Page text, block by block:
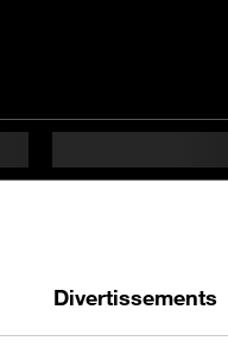
Divertissements